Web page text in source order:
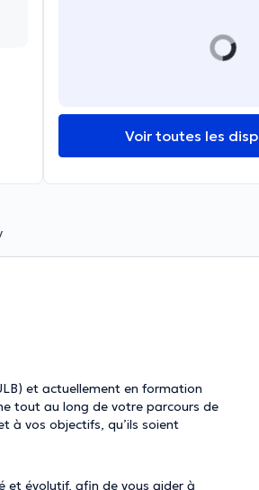
Voir toutes les
et actuellement en formation
tout au long de votre parcours de
à vos objectifs, qu’ils soient
et évolutif, afin de vous aider à